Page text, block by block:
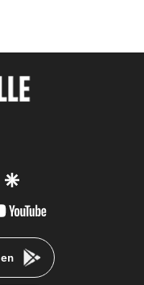
twittergoogle
youtube-